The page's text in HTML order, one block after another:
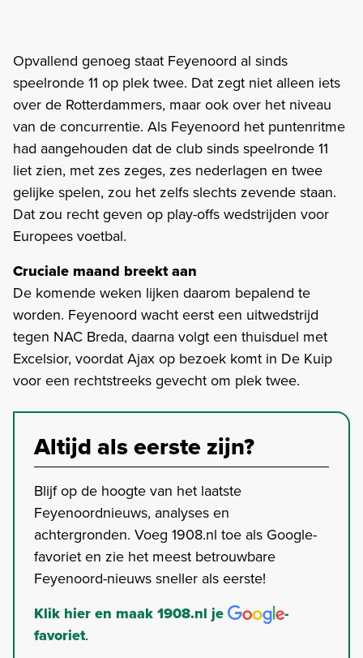
Opvallend genoeg staat Feyenoord al sinds
speelronde 11 op plek twee. Dat zegt niet alleen iets
over de Rotterdammers, maar ook over het niveau
van de concurrentie. Als Feyenoord het puntenritme
had aangehouden dat de club sinds speelronde 11
liet zien, met zes zeges, zes nederlagen en twee
gelijke spelen, zou het zelfs slechts zevende staan.
Dat zou recht geven op play-offs wedstrijden voor
Europees voetbal.
Cruciale maand breekt aan
De komende weken lijken daarom bepalend te
worden. Feyenoord wacht eerst een uitwedstrijd
tegen NAC Breda, daarna volgt een thuisduel met
Excelsior, voordat Ajax op bezoek komt in De Kuip
voor een rechtstreeks gevecht om plek twee.
Altijd als eerste zijn?
Blijf op de hoogte van het laatste
Feyenoordnieuws, analyses en
achtergronden. Voeg 1908.nl toe als Google-
favoriet en zie het meest betrouwbare
Feyenoord-nieuws sneller als eerste!
Klik hier en maak 1908.nl je
-
favoriet.